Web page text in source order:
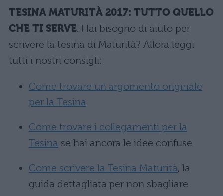
TESINA MATURITÀ 2017: TUTTO QUELLO
CHE TI SERVE. Hai bisogno di aiuto per
scrivere la tesina di Maturità? Allora leggi
tutti i nostri consigli:
Come trovare un argomento originale
per la Tesina
Come trovare i collegamenti per la
Tesina se hai ancora le idee confuse
Come scrivere la Tesina Maturità, la
guida dettagliata per non sbagliare